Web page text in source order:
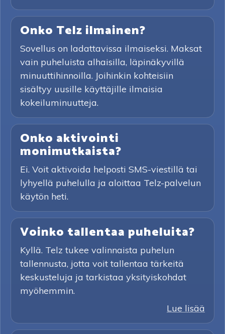
Onko Telz ilmainen?
Sovellus on ladattavissa ilmaiseksi. Maksat
vain puheluista alhaisilla, läpinäkyvillä
minuuttihinnoilla. Joihinkin kohteisiin
sisältyy uusille käyttäjille ilmaisia
kokeiluminuutteja.
Onko aktivointi
monimutkaista?
Ei. Voit aktivoida helposti SMS-viestillä tai
lyhyellä puhelulla ja aloittaa Telz-palvelun
käytön heti.
Voinko tallentaa puheluita?
Kyllä. Telz tukee valinnaista puhelun
tallennusta, jotta voit tallentaa tärkeitä
keskusteluja ja tarkistaa yksityiskohdat
myöhemmin.
Lue lisää